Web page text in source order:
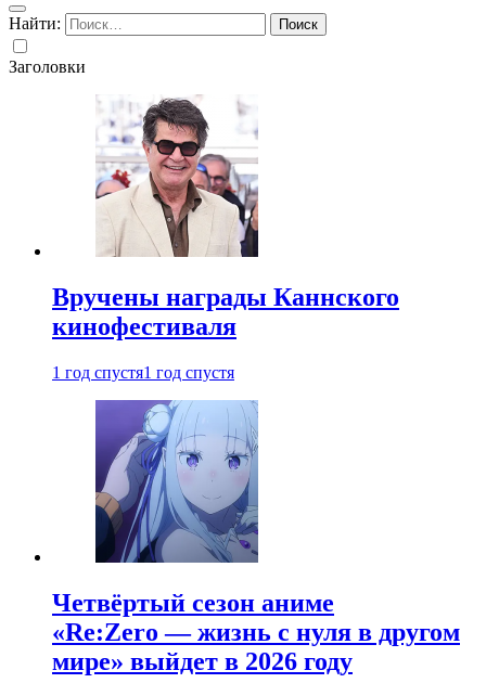
Найти:
Заголовки
Вручены награды Каннского
кинофестиваля
1 год спустя1 год спустя
Четвёртый сезон аниме
«Re:Zero — жизнь с нуля в другом
мире» выйдет в 2026 году